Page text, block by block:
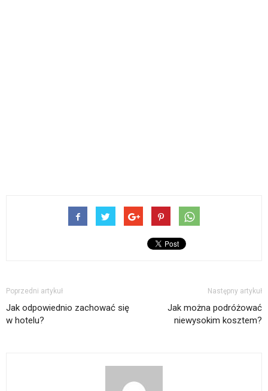
Poprzedni artykuł
Jak odpowiednio zachować się
w hotelu?
Następny artykuł
Jak można podróżować
niewysokim kosztem?